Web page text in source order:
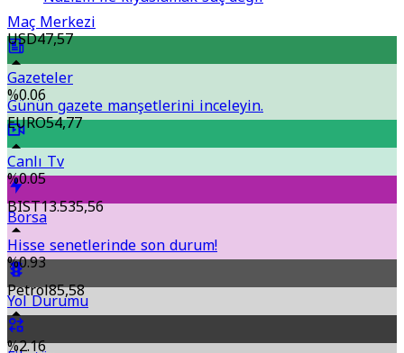
Maç Merkezi
Gazeteler
Günün gazete manşetlerini inceleyin.
Canlı Tv
Borsa
Hisse senetlerinde son durum!
Yol Durumu
USD47,57
%0.06
EURO54,77
%0.05
BIST13.535,56
%0.93
Petrol85,58
%2.16